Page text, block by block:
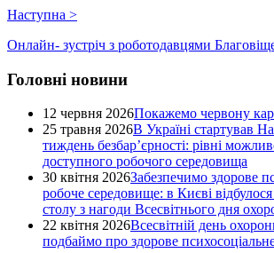
Наступна >
Онлайн- зустріч з роботодавцями
Головні новини
12 червня 2026Покажемо червону
25 травня 2026В Україні стартував
тиждень безбар’єрності: рівні
доступного робочого середовища
30 квітня 2026Забезпечимо здорове
робоче середовище: в Києві відбулося
столу з нагоди Всесвітнього дня
22 квітня 2026Всесвітній день
подбаймо про здорове